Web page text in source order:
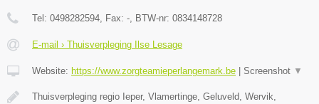
Tel: 0498282594, Fax: -, BTW-nr: 0834148728
E-mail › Thuisverpleging Ilse Lesage
Website: https://www.zorgteamieperlangemark.be Screenshot ▼
Thuisverpleging regio Ieper, Vlamertinge, Geluveld, Wervik,